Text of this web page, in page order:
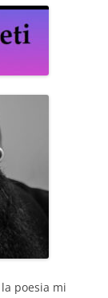
poesia mi